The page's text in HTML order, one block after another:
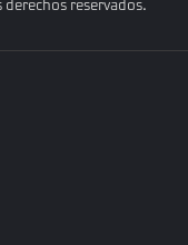
reservados.